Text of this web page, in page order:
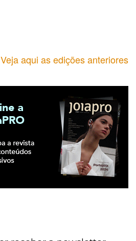
Veja aqui as edições anteriores